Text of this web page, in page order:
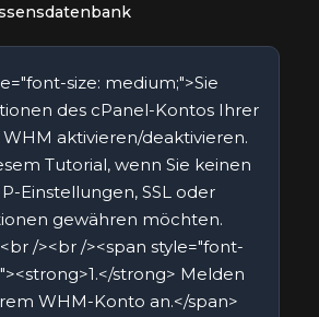
size: medium;">Sie
des cPanel-Kontos Ihrer
aktivieren/deaktivieren.
Tutorial, wenn Sie keinen
Einstellungen, SSL oder
gewähren möchten.
/><br /><span style="font-
strong> Melden
WHM-Konto an.</span>